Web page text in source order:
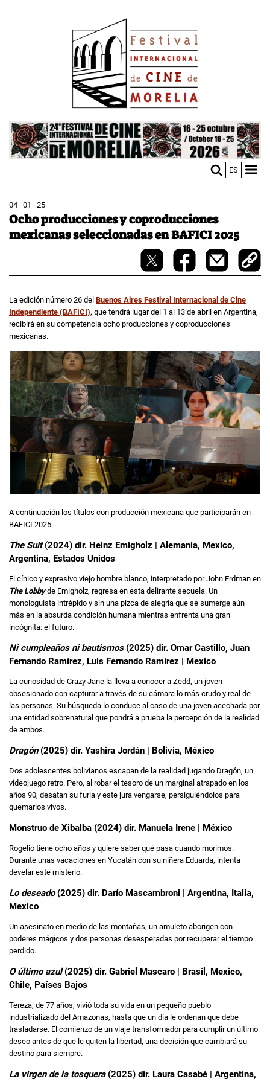
Image
ES
04 · 01 · 25
Ocho producciones y coproducciones
mexicanas seleccionadas en BAFICI 2025
La edición número 26 del Buenos Aires Festival Internacional de Cine
Independiente (BAFICI), que tendrá lugar del 1 al 13 de abril en Argentina,
recibirá en su competencia ocho producciones y coproducciones
mexicanas.
A continuación los títulos con producción mexicana que participarán en
BAFICI 2025:
The Suit(2024) dir. Heinz Emigholz | Alemania, Mexico,
Argentina, Estados Unidos
El cínico y expresivo viejo hombre blanco, interpretado por John Erdman en
The Lobbyde Emigholz, regresa en esta delirante secuela. Un
monologuista intrépido y sin una pizca de alegría que se sumerge aún
más en la absurda condición humana mientras enfrenta una gran
incógnita: el futuro.
Ni cumpleaños ni bautismos(2025) dir. Omar Castillo, Juan
Fernando Ramírez, Luis Fernando Ramírez | Mexico
La curiosidad de Crazy Jane la lleva a conocer a Zedd, un joven
obsesionado con capturar a través de su cámara lo más crudo y real de
las personas. Su búsqueda lo conduce al caso de una joven acechada por
una entidad sobrenatural que pondrá a prueba la percepción de la realidad
de ambos.
Dragón(2025) dir. Yashira Jordán | Bolivia, México
Dos adolescentes bolivianos escapan de la realidad jugando Dragón, un
videojuego retro. Pero, al robar el tesoro de un marginal atrapado en los
años 90, desatan su furia y este jura vengarse, persiguiéndolos para
quemarlos vivos.
Monstruo de Xibalba (2024) dir. Manuela Irene | México
Rogelio tiene ocho años y quiere saber qué pasa cuando morimos.
Durante unas vacaciones en Yucatán con su niñera Eduarda, intenta
develar este misterio.
Lo deseado(2025) dir. Darío Mascambroni | Argentina, Italia,
Mexico
Un asesinato en medio de las montañas, un amuleto aborigen con
poderes mágicos y dos personas desesperadas por recuperar el tiempo
perdido.
O último azul(2025) dir. Gabriel Mascaro | Brasil, Mexico,
Chile, Países Bajos
Tereza, de 77 años, vivió toda su vida en un pequeño pueblo
industrializado del Amazonas, hasta que un día le ordenan que debe
trasladarse. El comienzo de un viaje transformador para cumplir un último
deseo antes de que le quiten la libertad, una decisión que cambiará su
destino para siempre.
La virgen de la tosquera (2025) dir. Laura Casabé | Argentina,